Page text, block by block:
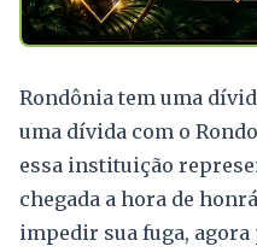
Rondônia tem uma
uma dívida com o
essa instituição
chegada a hora de
impedir sua fuga,